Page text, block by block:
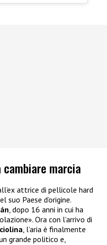
cambiare marcia
attrice di pellicole hard
Paese d’origine.
, dopo 16 anni in cui ha
Ora con l’arrivo di
, l’aria è finalmente
grande politico e,